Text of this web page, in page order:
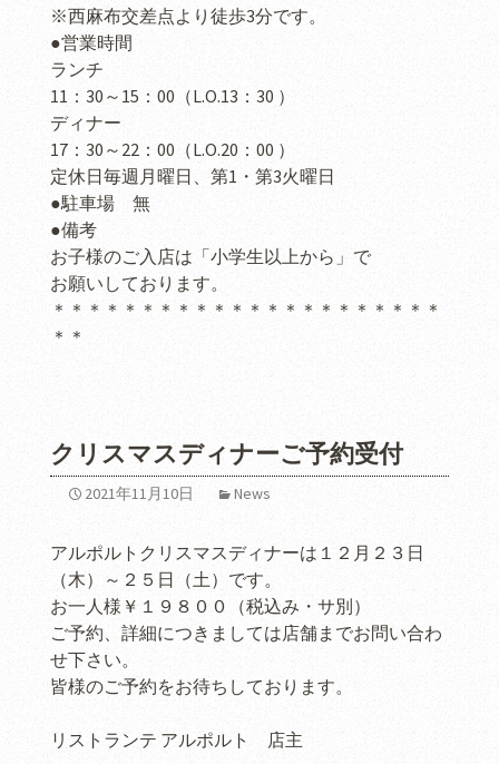
※西麻布交差点より徒歩3分です。
●営業時間
ランチ
11：30～15：00（L.O.13：30 ）
ディナー
17：30～22：00（L.O.20：00 ）
定休日毎週月曜日、第1・第3火曜日
●駐車場 無
●備考
お子様のご入店は「小学生以上から」で
お願いしております。
＊＊＊＊＊＊＊＊＊＊＊＊＊＊＊＊＊＊＊＊＊＊
＊＊
クリスマスディナーご予約受付
2021年11月10日 News
アルポルトクリスマスディナーは１２月２３日
（木）～２５日（土）です。
お一人様￥１９８００（税込み・サ別）
ご予約、詳細につきましては店舗までお問い合わ
せ下さい。
皆様のご予約をお待ちしております。
リストランテ アルポルト 店主